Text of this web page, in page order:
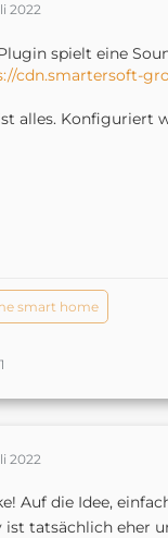
2022
spielt eine
cdn.smartersoft-
alles. Konfiguriert
smart home
1
2022
Auf die Idee,
ist tatsächlich eher